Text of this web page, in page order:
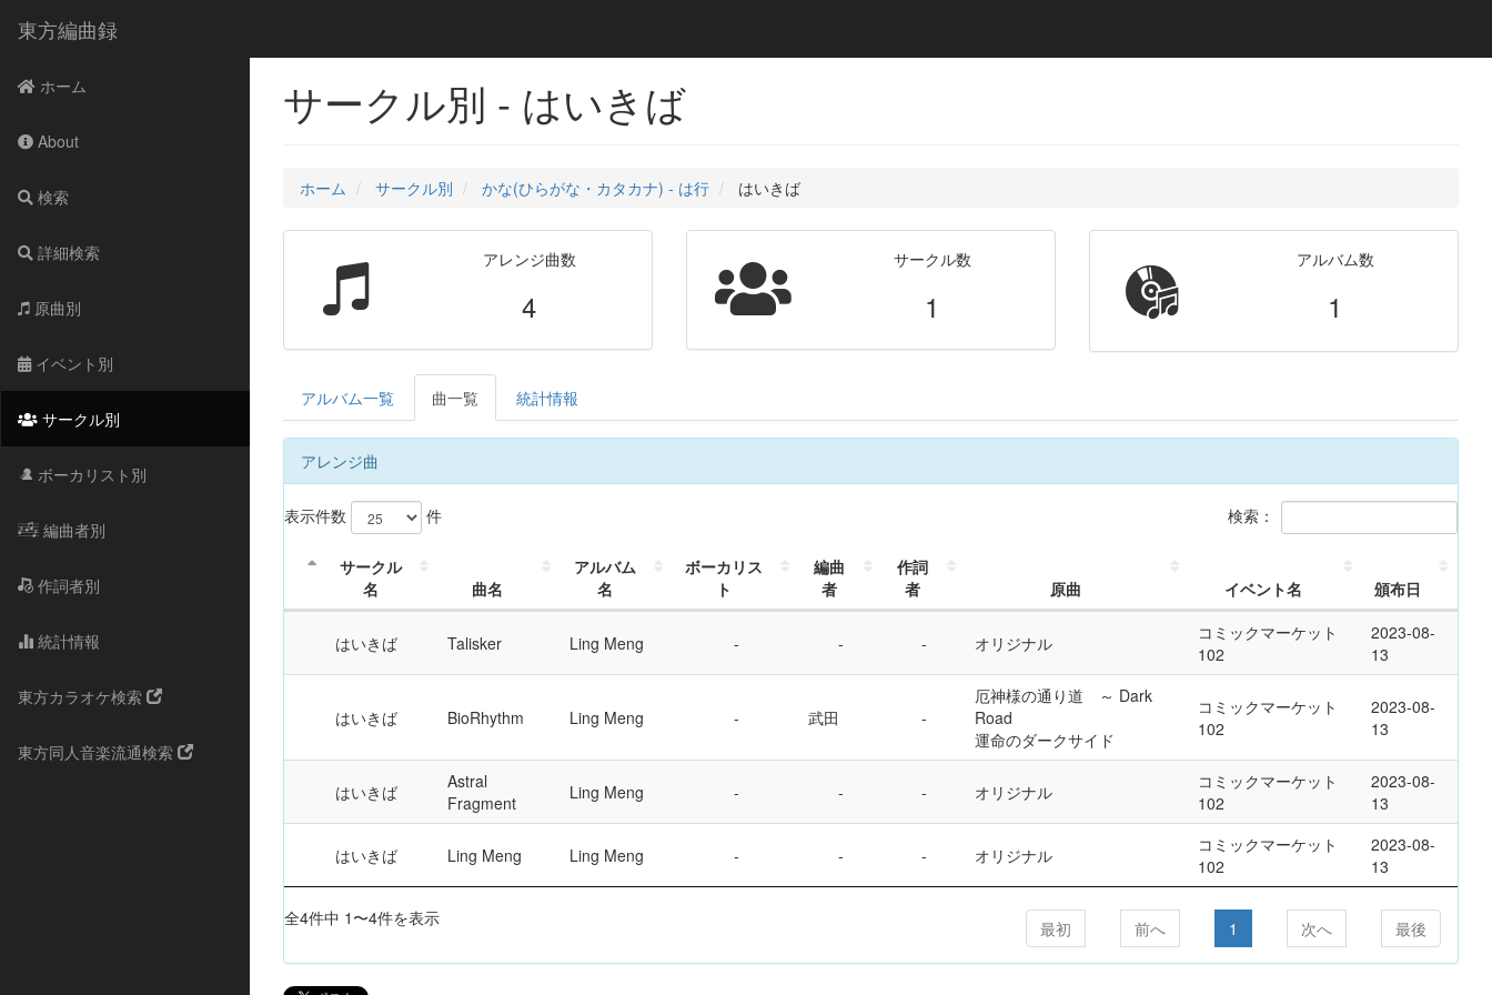
東方編曲録
ホーム
About
検索
詳細検索
原曲別
イベント別
サークル別
ボーカリスト別
編曲者別
作詞者別
統計情報
東方カラオケ検索
東方同人音楽流通検索
サークル別 - はいきば
ホーム サークル別 かな(ひらがな・カタカナ) - は行 はいきば
アレンジ曲数
4
サークル数
1
アルバム数
1
アルバム一覧 曲一覧 統計情報
アレンジ曲
表示件数 件 検索：
サークル
名
曲名
アルバム
名
ボーカリス
ト
編曲
者
作詞
者
原曲 イベント名 頒布日
はいきば Talisker Ling Meng オリジナル
コミックマーケット
102
2023-08-
13
はいきば BioRhythm Ling Meng 武田
厄神様の通り道 ～ Dark
Road
運命のダークサイド
コミックマーケット
102
2023-08-
13
はいきば
Astral
Fragment
Ling Meng オリジナル
コミックマーケット
102
2023-08-
13
はいきば Ling Meng Ling Meng オリジナル
コミックマーケット
102
2023-08-
13
全4件中 1〜4件を表示 最初 前へ 1 次へ 最後